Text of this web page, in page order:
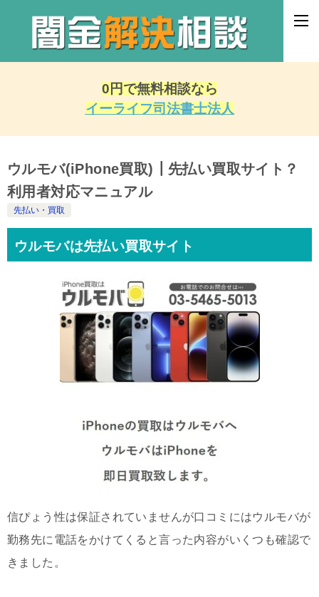
0円で無料相談なら
イーライフ司法書士法人
ウルモバ(iPhone買取)┃先払い買取サイト？
利用者対応マニュアル
先払い・買取
ウルモバは先払い買取サイト
信ぴょう性は保証されていませんが口コミにはウルモバが
勤務先に電話をかけてくると言った内容がいくつも確認で
きました。